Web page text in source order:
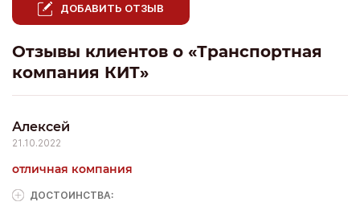
ДОБАВИТЬ ОТЗЫВ
Отзывы клиентов о «Транспортная
компания КИТ»
Алексей
21.10.2022
отличная компания
ДОСТОИНCТВА: